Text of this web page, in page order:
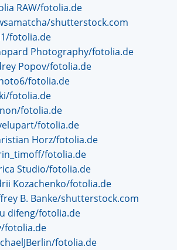
RAW/fotolia.de
shutterstock.com
fotolia.de
Photography/fotolia.de
Popov/fotolia.de
fotolia.de
fotolia.de
fotolia.de
fotolia.de
Horz/fotolia.de
fotolia.de
Studio/fotolia.de
Kozachenko/fotolia.de
B. Banke/shutterstock.com
difeng/fotolia.de
fotolia.de
fotolia.de